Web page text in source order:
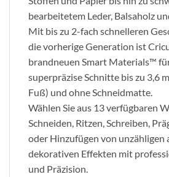
bearbeitetem Leder, Balsaholz
Mit bis zu 2-fach schnelleren
die vorherige Generation ist
brandneuen Smart Materials™
superpräzise Schnitte bis zu 3,6
Fuß) und ohne Schneidmatte.
Wählen Sie aus 13 verfügbaren
Schneiden, Ritzen, Schreiben,
oder Hinzufügen von unzähligen
dekorativen Effekten mit
und Präzision.